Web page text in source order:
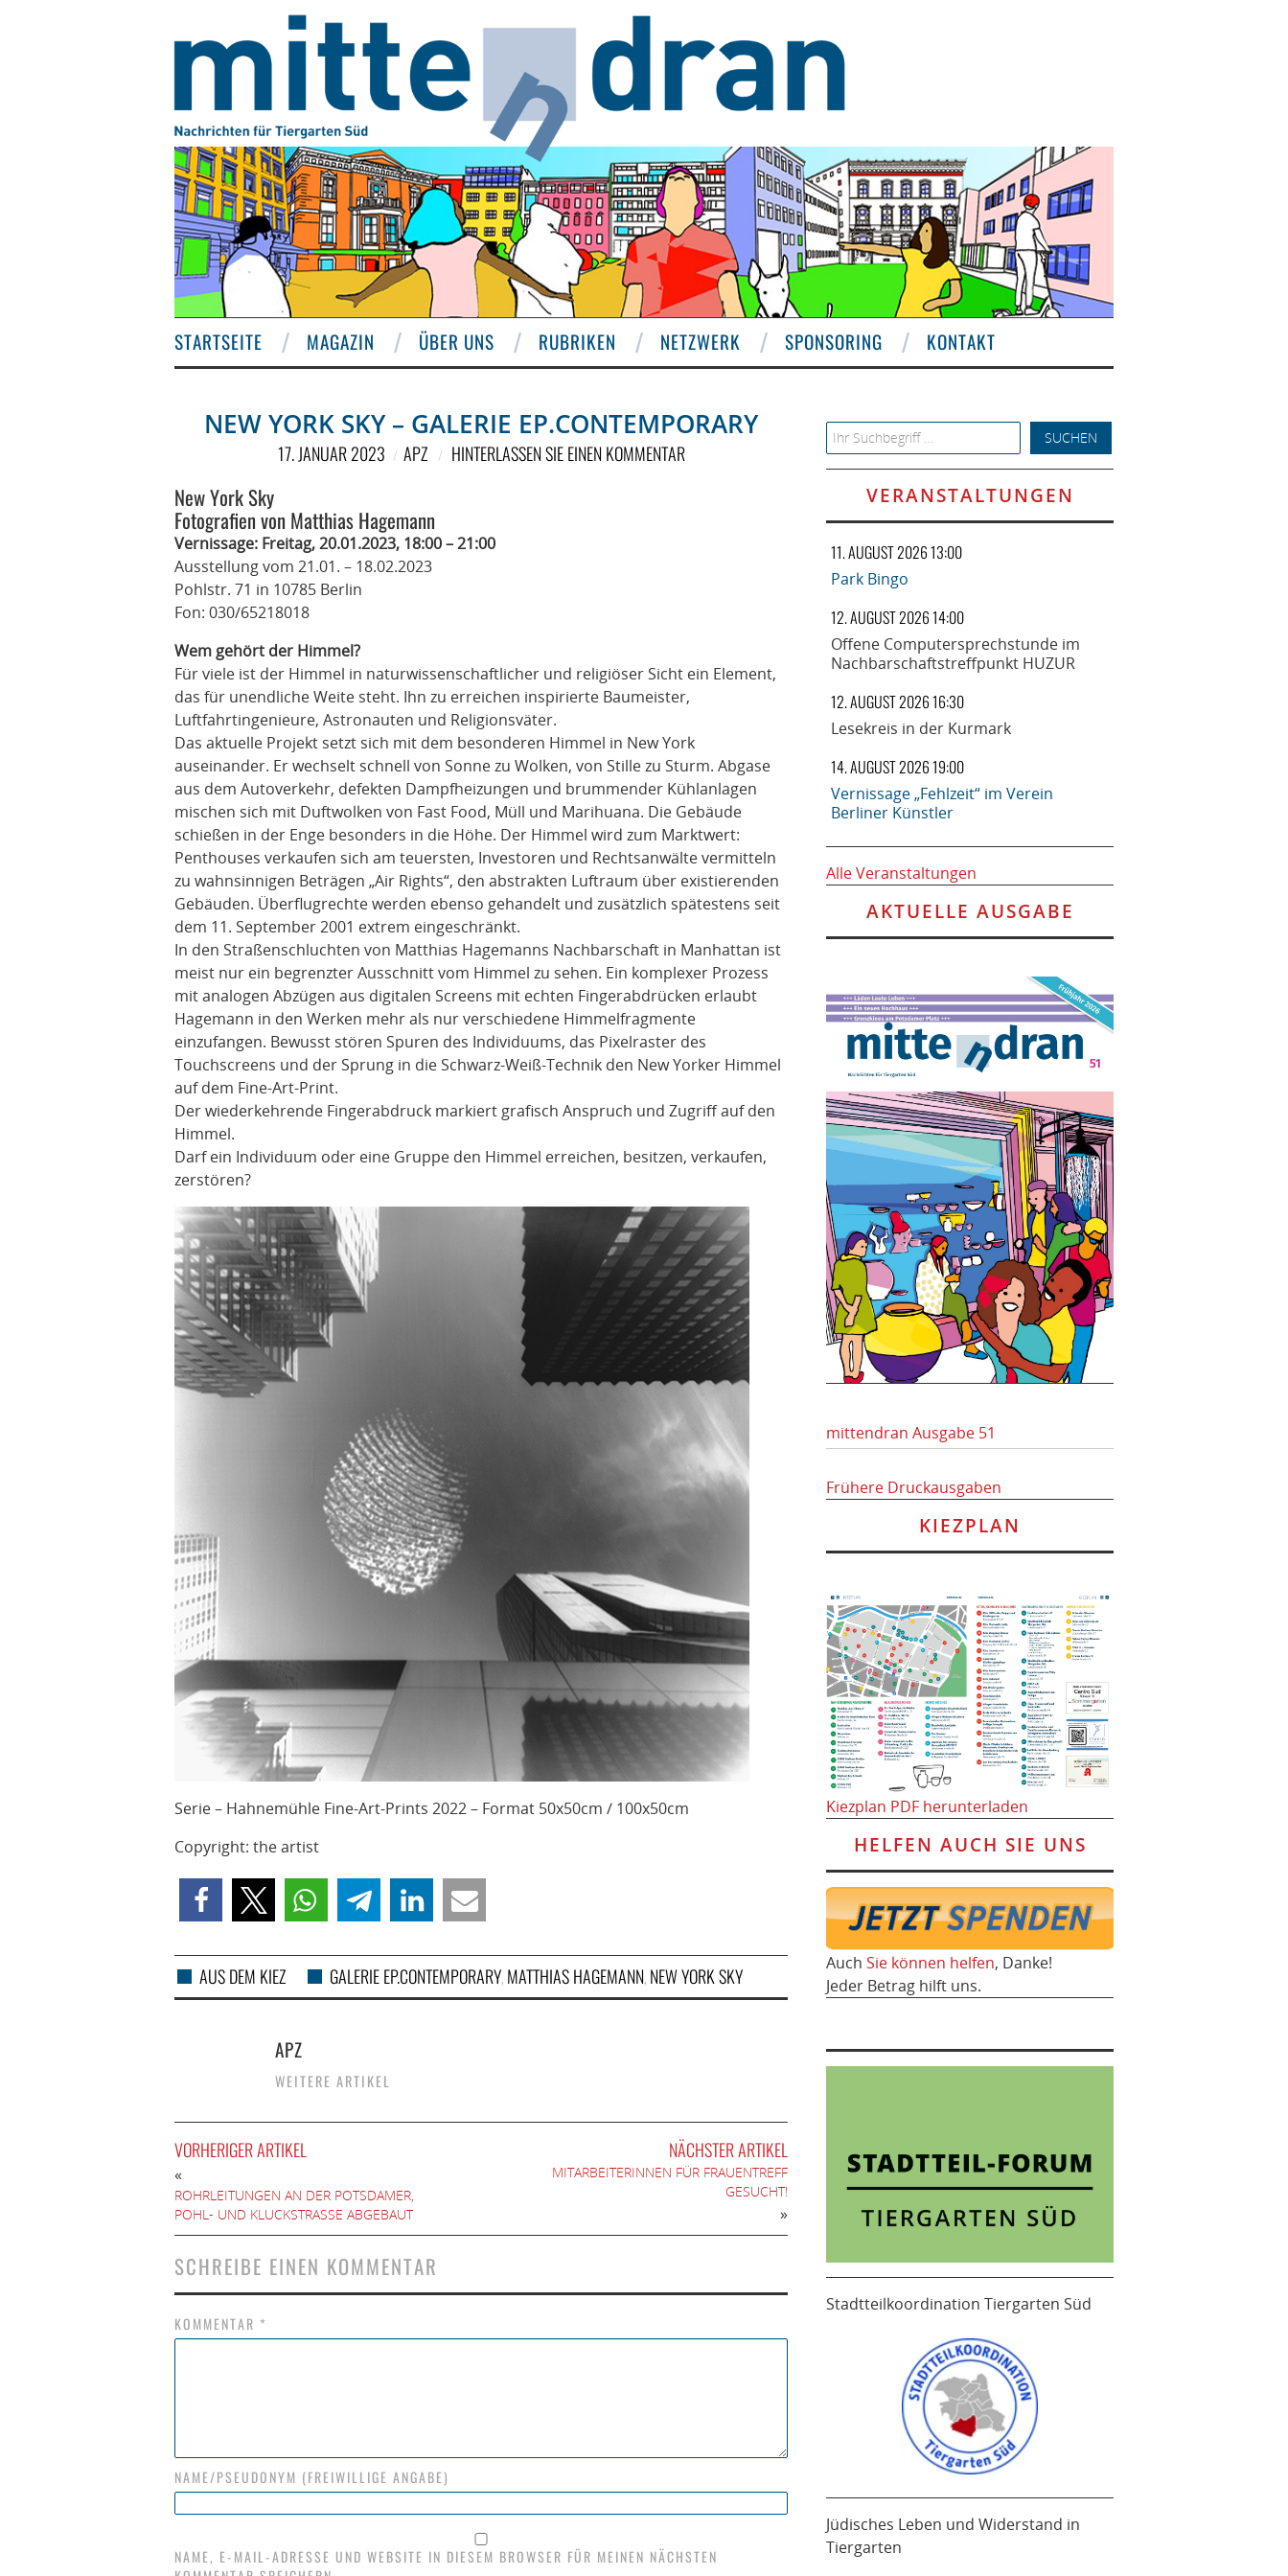
STARTSEITE MAGAZIN ÜBER UNS RUBRIKEN NETZWERK SPONSORING KONTAKT
NEW YORK SKY – GALERIE EP.CONTEMPORARY
17. JANUAR 2023 APZ HINTERLASSEN SIE EINEN KOMMENTAR
New York Sky
Fotografien von Matthias Hagemann
Vernissage: Freitag, 20.01.2023, 18:00 – 21:00
Ausstellung vom 21.01. – 18.02.2023
Pohlstr. 71 in 10785 Berlin
Fon: 030/65218018
Wem gehört der Himmel?
Für viele ist der Himmel in naturwissenschaftlicher und religiöser Sicht ein Element,
das für unendliche Weite steht. Ihn zu erreichen inspirierte Baumeister,
Luftfahrtingenieure, Astronauten und Religionsväter.
Das aktuelle Projekt setzt sich mit dem besonderen Himmel in New York
auseinander. Er wechselt schnell von Sonne zu Wolken, von Stille zu Sturm. Abgase
aus dem Autoverkehr, defekten Dampfheizungen und brummender Kühlanlagen
mischen sich mit Duftwolken von Fast Food, Müll und Marihuana. Die Gebäude
schießen in der Enge besonders in die Höhe. Der Himmel wird zum Marktwert:
Penthouses verkaufen sich am teuersten, Investoren und Rechtsanwälte vermitteln
zu wahnsinnigen Beträgen „Air Rights“, den abstrakten Luftraum über existierenden
Gebäuden. Überflugrechte werden ebenso gehandelt und zusätzlich spätestens seit
dem 11. September 2001 extrem eingeschränkt.
In den Straßenschluchten von Matthias Hagemanns Nachbarschaft in Manhattan ist
meist nur ein begrenzter Ausschnitt vom Himmel zu sehen. Ein komplexer Prozess
mit analogen Abzügen aus digitalen Screens mit echten Fingerabdrücken erlaubt
Hagemann in den Werken mehr als nur verschiedene Himmelfragmente
einzufangen. Bewusst stören Spuren des Individuums, das Pixelraster des
Touchscreens und der Sprung in die Schwarz-Weiß-Technik den New Yorker Himmel
auf dem Fine-Art-Print.
Der wiederkehrende Fingerabdruck markiert grafisch Anspruch und Zugriff auf den
Himmel.
Darf ein Individuum oder eine Gruppe den Himmel erreichen, besitzen, verkaufen,
zerstören?
Serie – Hahnemühle Fine-Art-Prints 2022 – Format 50x50cm / 100x50cm
Copyright: the artist
AUS DEM KIEZ GALERIE EP.CONTEMPORARY, MATTHIAS HAGEMANN, NEW YORK SKY
APZ
WEITERE ARTIKEL
VORHERIGER ARTIKEL
«
ROHRLEITUNGEN AN DER POTSDAMER,
POHL- UND KLUCKSTRASSE ABGEBAUT
NÄCHSTER ARTIKEL
MITARBEITERINNEN FÜR FRAUENTREFF
GESUCHT!
»
SCHREIBE EINEN KOMMENTAR
KOMMENTAR *
NAME/PSEUDONYM (FREIWILLIGE ANGABE)
NAME, E-MAIL-ADRESSE UND WEBSITE IN DIESEM BROWSER FÜR MEINEN NÄCHSTEN
Search for:
VERANSTALTUNGEN
11. AUGUST 2026 13:00
Park Bingo
12. AUGUST 2026 14:00
Offene Computersprechstunde im
Nachbarschaftstreffpunkt HUZUR
12. AUGUST 2026 16:30
Lesekreis in der Kurmark
14. AUGUST 2026 19:00
Vernissage „Fehlzeit“ im Verein
Berliner Künstler
Alle Veranstaltungen
AKTUELLE AUSGABE
mittendran Ausgabe 51
Frühere Druckausgaben
KIEZPLAN
Kiezplan PDF herunterladen
HELFEN AUCH SIE UNS
Auch Sie können helfen, Danke!
Jeder Betrag hilft uns.
Stadtteilkoordination Tiergarten Süd
Jüdisches Leben und Widerstand in
Tiergarten